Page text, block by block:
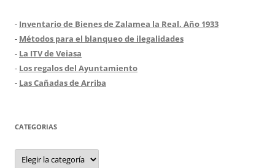
- Inventario de Bienes de Zalamea la Real. Año 1933
- Métodos para el blanqueo de ilegalidades
- La ITV de Veiasa
- Los regalos del Ayuntamiento
- Las Cañadas de Arriba
CATEGORIAS
Categorias